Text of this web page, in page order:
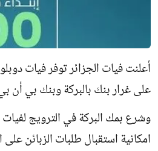
أعلنت فيات الجزائر توفر فيات
على غرار بنك بالبركة وبنك بي أن بي
وشرع بمك البركة في الترويج
امكانية استقبال طلبات الزبائن على